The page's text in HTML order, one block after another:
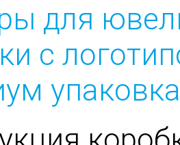
для
с
упаковка